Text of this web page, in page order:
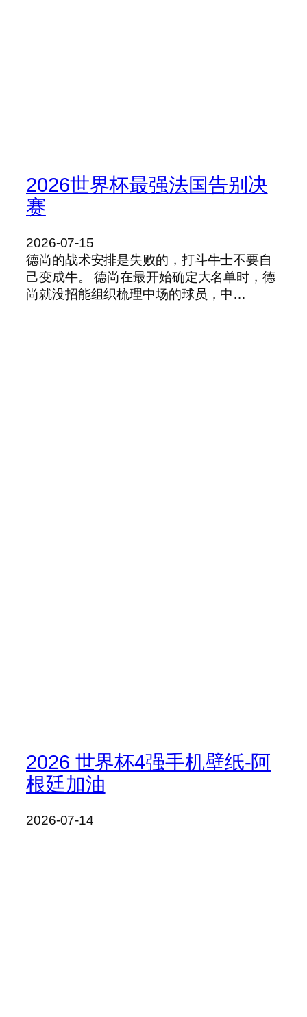
2026世界杯最强法国告别决
赛
2026-07-15
德尚的战术安排是失败的，打斗牛士不要自
己变成牛。 德尚在最开始确定大名单时，德
尚就没招能组织梳理中场的球员，中…
2026 世界杯4强手机壁纸-阿
根廷加油
2026-07-14